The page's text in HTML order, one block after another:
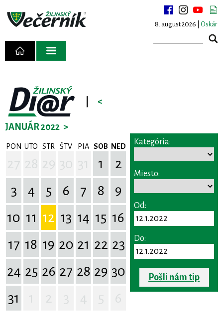
8. august 2026 | Oskár
<
JANUÁR 2022 >
PON UTO STR ŠTV PIA SOB NED
1
2
3
4 5 6 7 8
9
10 11 12 13 14 15 16
17 18 19 20 21 22 23
24 25 26 27 28 29 30
31
Kategória:
Miesto:
Od:
Do:
Pošli nám tip